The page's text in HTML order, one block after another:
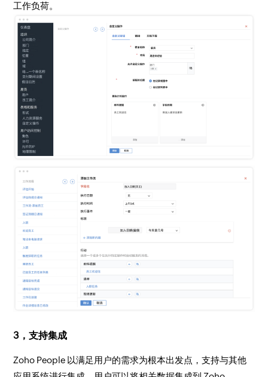
工作负荷。
3，支持集成
Zoho People 以满足用户的需求为根本出发点，支持与其他